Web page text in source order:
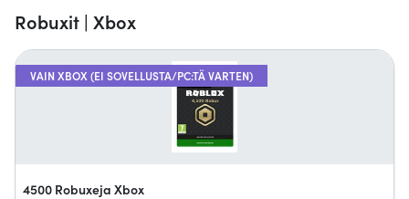
Robuxit | Xbox
VAIN XBOX (EI SOVELLUSTA/PC:TÄ VARTEN)
4500 Robuxeja Xbox